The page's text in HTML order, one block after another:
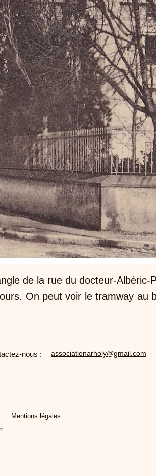
de la rue du docteur-Albéric-
On peut voir le tramway au
nous : associationarholy@gmail.com
Mentions légales